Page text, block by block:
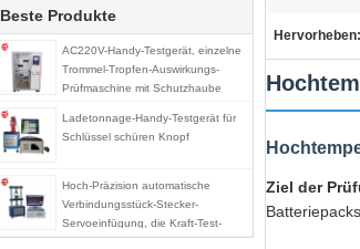
Beste Produkte
AC220V-Handy-Testgerät, einzelne
Trommel-Tropfen-Auswirkungs-
Prüfmaschine mit Schutzhaube
Ladetonnage-Handy-Testgerät für
Schlüssel schüren Knopf
Hoch-Präzision automatische
Verbindungsstück-Stecker-
Servoeinfügung, die Kraft-Test-
Maschine zieht
Hervorheben:
Ziel der